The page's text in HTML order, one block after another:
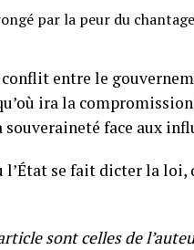
par la peur du
conflit entre le
ira la
face aux
se fait dicter la loi,
sont celles de